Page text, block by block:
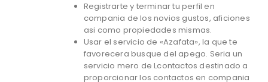
Registrarte y terminar tu perfil en
compania de los novios gustos, aficiones
asi­ como propiedades mismas.
Usar el servicio de «Azafata», la que te
favorecera busque del apego. Seri­a un
servicio mero de Lcontactos destinado a
proporcionar los contactos en compania